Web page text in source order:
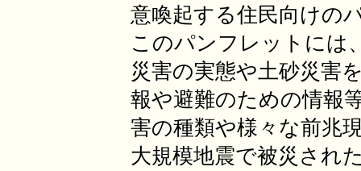
意喚起する住民向けの
このパンフレットには
災害の実態や土砂災害
報や避難のための情報
害の種類や様々な前兆
大規模地震で被災され